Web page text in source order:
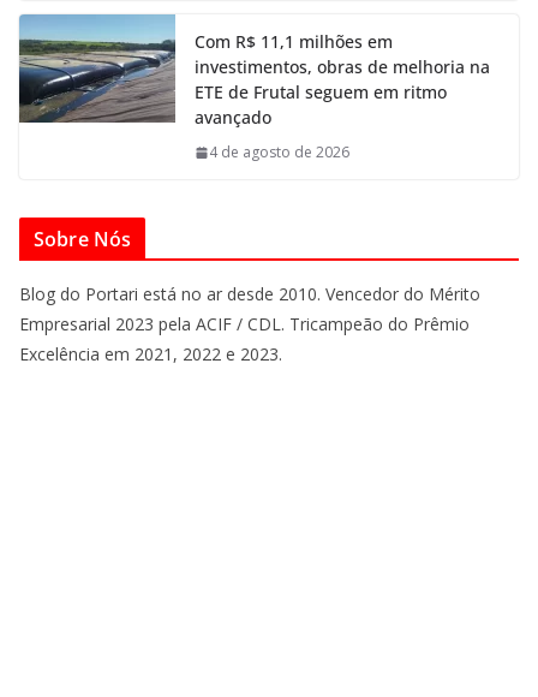
Com R$ 11,1 milhões em
investimentos, obras de melhoria na
ETE de Frutal seguem em ritmo
avançado
4 de agosto de 2026
Sobre Nós
Blog do Portari está no ar desde 2010. Vencedor do Mérito
Empresarial 2023 pela ACIF / CDL. Tricampeão do Prêmio
Excelência em 2021, 2022 e 2023.